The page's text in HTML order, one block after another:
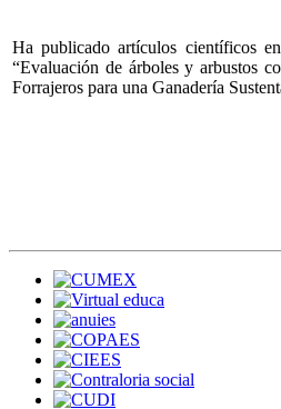
Ha publicado artículos científicos
“Evaluación de árboles y arbustos
Forrajeros para una Ganadería